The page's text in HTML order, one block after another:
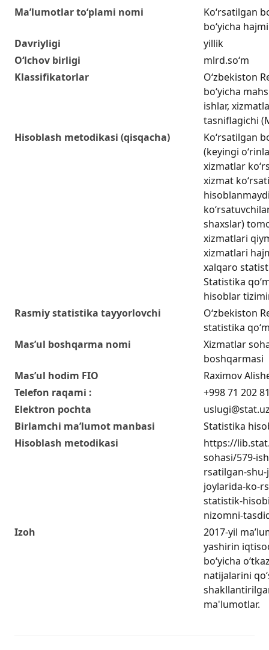
Ma’lumotlar to‘plami nomi
Ko‘rsatilgan
boʻyicha
Davriyligi
yillik
O‘lchov birligi
mlrd.so‘m
Klassifikatorlar
O‘zbekiston
bo‘yicha
ishlar,
tasniflagichi
Hisoblash metodikasi (qisqacha)
Ko‘rsatilgan
(keyingi
xizmatlar
xizmat
shaxslar)
xizmatlari
xizmatlari
xalqaro
Statistika
hisoblar
Rasmiy statistika tayyorlovchi
O‘zbekiston
statistika
Mas’ul boshqarma nomi
Xizmatlar
boshqarmasi
Mas’ul hodim FIO
Raximov
Telefon raqami :
+998 71 202
Elektron pochta
Birlamchi ma’lumot manbasi
Statistika
Hisoblash metodikasi
https://
sohasi/579-
rsatilgan-
joylarida-ko-
statistik-
nizomni-
Izoh
2017-yil
yashirin
boʻyicha
natijalarini
ma'lumotlar.